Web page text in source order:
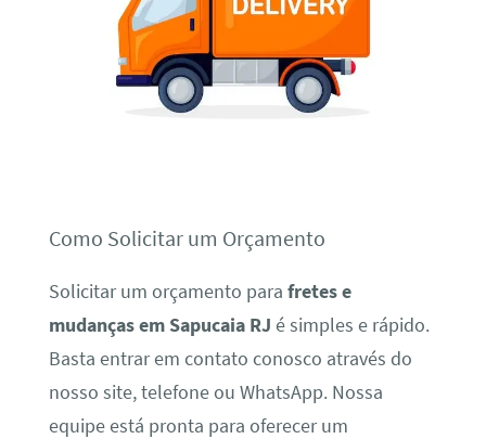
Como Solicitar um Orçamento
Solicitar um orçamento para fretes e
mudanças em Sapucaia RJ é simples e rápido.
Basta entrar em contato conosco através do
nosso site, telefone ou WhatsApp. Nossa
equipe está pronta para oferecer um